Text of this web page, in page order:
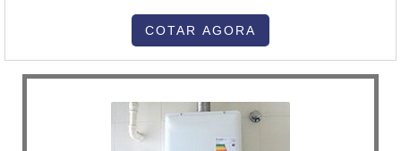
ELETROSTÁTICAQuem procura por queimador para forno de
descobre o site da Inovatti Queimadores Industriais...
COTAR AGORA